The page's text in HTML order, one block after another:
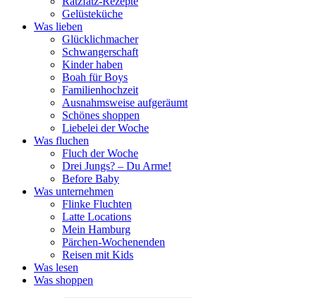
Gelüsteküche
Was lieben
Glücklichmacher
Schwangerschaft
Kinder haben
Boah für Boys
Familienhochzeit
Ausnahmsweise aufgeräumt
Schönes shoppen
Liebelei der Woche
Was fluchen
Fluch der Woche
Drei Jungs? – Du Arme!
Before Baby
Was unternehmen
Flinke Fluchten
Latte Locations
Mein Hamburg
Pärchen-Wochenenden
Reisen mit Kids
Was lesen
Was shoppen